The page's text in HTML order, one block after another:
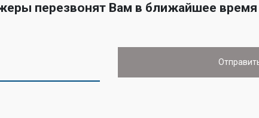
перезвонят Вам в ближайшее время